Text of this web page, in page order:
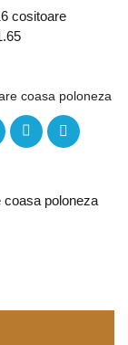
cositoare
coasa poloneza